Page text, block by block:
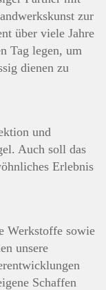
zur
über viele Jahre
Tag legen, um
dienen zu
und
Auch soll das
Erlebnis
Werkstoffe sowie
unsere
Schaffen